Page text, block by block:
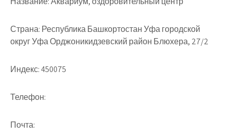
Страна: Республика Башкортостан Уфа городской
округ Уфа Орджоникидзевский район Блюхера, 27/2
Индекс:450075
Телефон:
Почта: